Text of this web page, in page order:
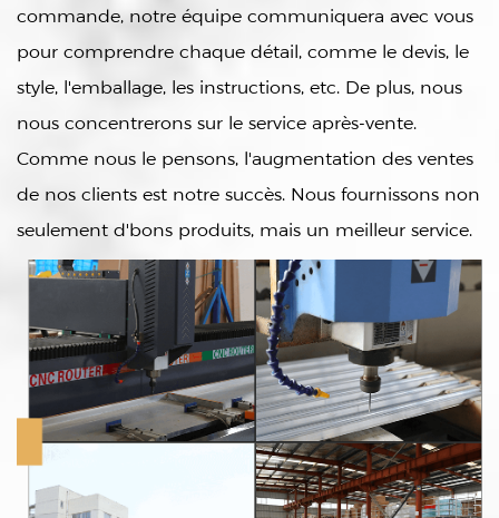
commande, notre équipe communiquera avec vous
pour comprendre chaque détail, comme le devis, le
style, l'emballage, les instructions, etc. De plus, nous
nous concentrerons sur le service après-vente.
Comme nous le pensons, l'augmentation des ventes
de nos clients est notre succès. Nous fournissons non
seulement d'bons produits, mais un meilleur service.